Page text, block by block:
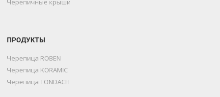
Черепичные крыши
ПРОДУКТЫ
Черепица ROBEN
Черепица KORAMIC
Черепица TONDACH